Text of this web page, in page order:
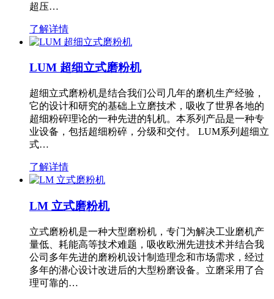
超压…
了解详情
LUM 超细立式磨粉机
超细立式磨粉机是结合我们公司几年的磨机生产经验，
它的设计和研究的基础上立磨技术，吸收了世界各地的
超细粉碎理论的一种先进的轧机。本系列产品是一种专
业设备，包括超细粉碎，分级和交付。 LUM系列超细立
式…
了解详情
LM 立式磨粉机
立式磨粉机是一种大型磨粉机，专门为解决工业磨机产
量低、耗能高等技术难题，吸收欧洲先进技术并结合我
公司多年先进的磨粉机设计制造理念和市场需求，经过
多年的潜心设计改进后的大型粉磨设备。立磨采用了合
理可靠的…